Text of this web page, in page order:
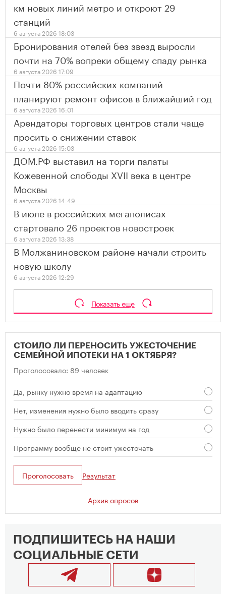
км новых линий метро и откроют 29
станций
6 августа 2026 18:03
Бронирования отелей без звезд выросли
почти на 70% вопреки общему спаду рынка
6 августа 2026 17:09
Почти 80% российских компаний
планируют ремонт офисов в ближайший год
6 августа 2026 16:01
Арендаторы торговых центров стали чаще
просить о снижении ставок
6 августа 2026 15:03
ДОМ.РФ выставил на торги палаты
Кожевенной слободы XVII века в центре
Москвы
6 августа 2026 14:49
В июле в российских мегаполисах
стартовало 26 проектов новостроек
6 августа 2026 13:38
В Молжаниновском районе начали строить
новую школу
6 августа 2026 12:29
Показать еще
СТОИЛО ЛИ ПЕРЕНОСИТЬ УЖЕСТОЧЕНИЕ
СЕМЕЙНОЙ ИПОТЕКИ НА 1 ОКТЯБРЯ?
Проголосовало: 89 человек
Да, рынку нужно время на адаптацию
Нет, изменения нужно было вводить сразу
Нужно было перенести минимум на год
Программу вообще не стоит ужесточать
Проголосовать Результат
Архив опросов
ПОДПИШИТЕСЬ НА НАШИ
СОЦИАЛЬНЫЕ СЕТИ